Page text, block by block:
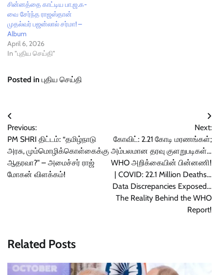
சின்னத்தை காட்டிய பா.ஜ.க-
வை சேர்ந்த ராஜஸ்தான்
முதல்வர் பஜன்லால் சர்மா! –
Album
April 6, 2026
In "புதிய செய்தி"
Posted in புதிய செய்தி
Post
navigation
Previous:
PM SHRI திட்டம்: “தமிழ்நாடு
அரசு, மும்மொழிக்கொள்கைக்கு
ஆதரவா?" – அமைச்சர் ராஜ்
மோகன் விளக்கம்!
Next:
கோவிட்: 2.21 கோடி மரணங்கள்;
அம்பலமான தரவு குளறுபடிகள்…
WHO அறிக்கையின் பின்னணி!
| COVID: 22.1 Million Deaths…
Data Discrepancies Exposed…
The Reality Behind the WHO
Report!
Related Posts